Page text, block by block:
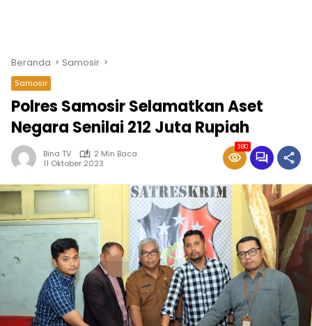
Beranda Samosir
Samosir
Polres Samosir Selamatkan Aset
Negara Senilai 212 Juta Rupiah
Bina TV
2 Min Baca
11 Oktober 2023
380